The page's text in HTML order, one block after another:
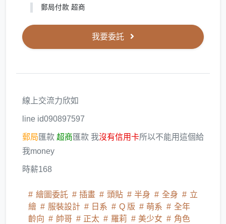
郵局付款 超商
我要委託
線上交流力欣如
line id090897597
郵局 匯款 超商 匯款 我沒有信用卡所以不能用這個給
我money
時薪168
繪圖委託 插畫 頭貼 半身 全身
立
繪
服裝設計 日系 Q 版 萌系
全年
齡向
帥哥 正太 羅莉 美少女
角色